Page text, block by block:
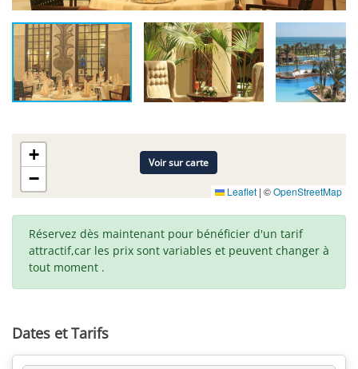
+
−
Leaflet | ©OpenStreetMap
Voir sur carte
Réservez dès maintenant pour bénéficier d'un tarif
attractif,car les prix sont variables et peuvent changer à
tout moment .
Dates et Tarifs